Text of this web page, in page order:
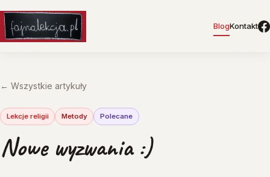
BlogKontakt
← Wszystkie artykuły
Lekcje religii Metody Polecane
Nowe wyzwania :)